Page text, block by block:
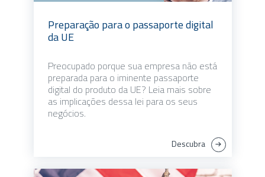
Preparação para o passaporte digital
da UE
Preocupado porque sua empresa não está
preparada para o iminente passaporte
digital do produto da UE? Leia mais sobre
as implicações dessa lei para os seus
negócios.
Descubra